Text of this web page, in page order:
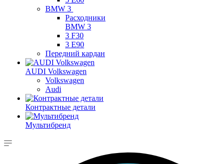
BMW 3
Расходники
BMW 3
3 F30
3 E90
Передний кардан
AUDI Volkswagen
Volkswagen
Audi
Контрактные детали
Мультибренд